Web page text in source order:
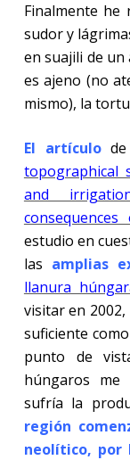
Finalmente he
sudor y
en suajili de
es ajeno (no
mismo), la
El artículo
topographical
and
estudio en
las amplias
llanura
visitar en
suficiente
punto de
húngaros me
sufría la
región
neolítico, por